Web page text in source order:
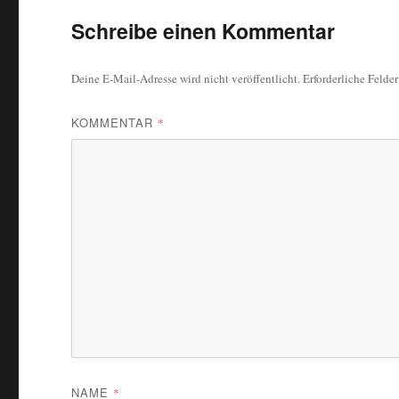
Schreibe einen Kommentar
Deine E-Mail-Adresse wird nicht veröffentlicht.Erforderliche
KOMMENTAR *
NAME *